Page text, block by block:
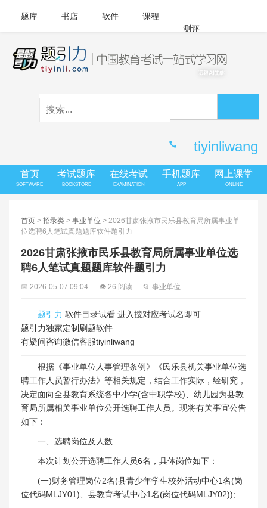
题库 书店 软件
课程
测评
APP下载
tiyinliwang
首页
SOFTWARE
考试题库
BOOKSTORE
在线考试
EXAMINATION
手机题库
APP
网上课堂
ONLINE
首页 > 招录类 > 事业单位 > 2026甘肃张掖市民乐县教育局所属事业单
位选聘6人笔试真题题库软件题引力
2026甘肃张掖市民乐县教育局所属事业单位选
聘6人笔试真题题库软件题引力
📅 2026-05-07 09:04 👁 26 阅读 📂 事业单位
题引力 软件目录试看 进入搜对应考试名即可
题引力独家定制刷题软件
有疑问咨询微信客服tiyinliwang
根据《事业单位人事管理条例》《民乐县机关事业单位选
聘工作人员暂行办法》等相关规定，结合工作实际，经研究，
决定面向全县教育系统各中小学(含中职学校)、幼儿园为县教
育局所属相关事业单位公开选聘工作人员。现将有关事宜公告
如下：
一、选聘岗位及人数
本次计划公开选聘工作人员6名，具体岗位如下：
(一)财务管理岗位2名(县青少年学生校外活动中心1名(岗
位代码MLJY01)、县教育考试中心1名(岗位代码MLJY02));